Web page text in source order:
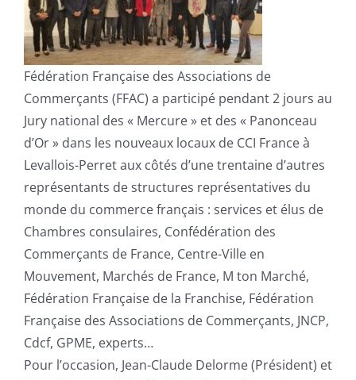
Fédération Française des Associations de
Commerçants (FFAC) a participé pendant 2 jours au
Jury national des « Mercure » et des « Panonceau
d’Or » dans les nouveaux locaux de CCI France à
Levallois-Perret aux côtés d’une trentaine d’autres
représentants de structures représentatives du
monde du commerce français : services et élus de
Chambres consulaires, Confédération des
Commerçants de France, Centre-Ville en
Mouvement, Marchés de France, M ton Marché,
Fédération Française de la Franchise, Fédération
Française des Associations de Commerçants, JNCP,
Cdcf, GPME, experts…
Pour l’occasion, Jean-Claude Delorme (Président) et